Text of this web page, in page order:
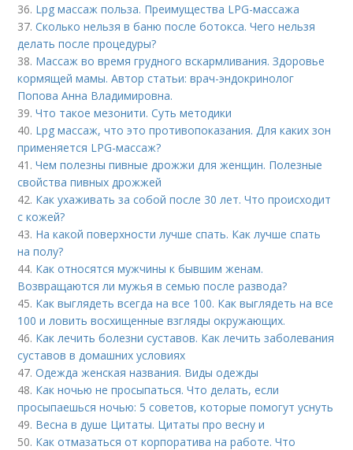
36. Lpg массаж польза. Преимущества LPG-массажа
37.Сколько нельзя в баню после ботокса. Чего нельзя
делать после процедуры?
38. Массаж во время грудного вскармливания. Здоровье
кормящей мамы. Автор статьи: врач-эндокринолог
Попова Анна Владимировна.
39.Что такое мезонити. Суть методики
40. Lpg массаж, что это противопоказания. Для каких зон
применяется LPG-массаж?
41.Чем полезны пивные дрожжи для женщин. Полезные
свойства пивных дрожжей
42. Как ухаживать за собой после 30 лет. Что происходит
с кожей?
43. На какой поверхности лучше спать. Как лучше спать
на полу?
44. Как относятся мужчины к бывшим женам.
Возвращаются ли мужья в семью после развода?
45. Как выглядеть всегда на все 100. Как выглядеть на все
100 и ловить восхищенные взгляды окружающих.
46. Как лечить болезни суставов. Как лечить заболевания
суставов в домашних условиях
47.Одежда женская названия. Виды одежды
48. Как ночью не просыпаться. Что делать, если
просыпаешься ночью: 5 советов, которые помогут уснуть
49. Весна в душе Цитаты. Цитаты про весну и
50. Как отмазаться от корпоратива на работе. Что